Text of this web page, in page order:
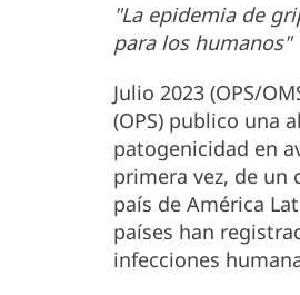
"La epidemia de
para los humanos"
Julio 2023 (OPS/
(OPS) publico una
patogenicidad en
primera vez, de un
país de América
países han
infecciones